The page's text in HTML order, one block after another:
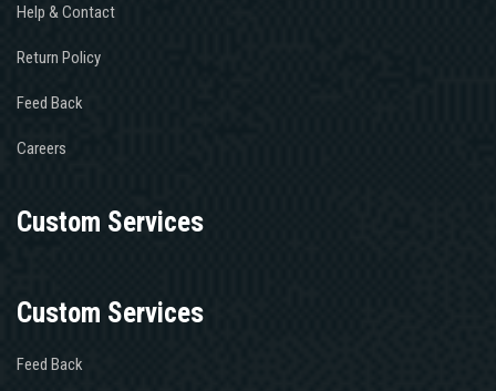
Help & Contact
Return Policy
Feed Back
Careers
Custom Services
Custom Services
Feed Back